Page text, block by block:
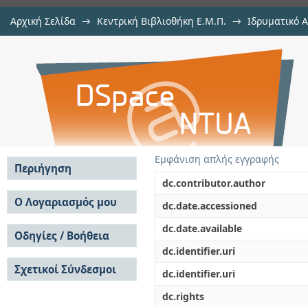
Αρχική Σελίδα → Κεντρική Βιβλιοθήκη Ε.Μ.Π. → Ιδρυματικό
Άνθρωπος- Πόλη- Τεχνολογία,
εφαρμογών της οικονομίας
Εμφάνιση απλής εγγραφής
dc.contributor.author
dc.date.accessioned
dc.date.available
dc.identifier.uri
dc.identifier.uri
dc.rights
Περιήγηση
Σε όλο το DSpace
Κοινότητες & Συλλογές
Ανά Ημερομηνία
Έκδοσης
Συγγραφείς
Τίτλοι
Θέματα
Ο Λογαριασμός μου
Σύνδεση
Εγγραφή
Οδηγίες / Βοήθεια
Οδηγίες Υποβολής
Οδηγίες Χρήσης ΙΑ
Συχνές Ερωτήσεις
Σχετικοί Σύνδεσμοι